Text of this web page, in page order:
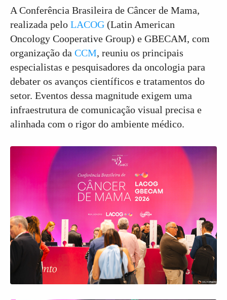
A Conferência Brasileira de Câncer de Mama,
realizada pelo LACOG (Latin American
Oncology Cooperative Group) e GBECAM, com
organização da CCM, reuniu os principais
especialistas e pesquisadores da oncologia para
debater os avanços científicos e tratamentos do
setor. Eventos dessa magnitude exigem uma
infraestrutura de comunicação visual precisa e
alinhada com o rigor do ambiente médico.